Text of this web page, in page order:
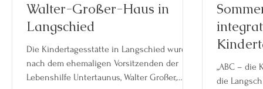
Walter-Großer-Haus in
Langschied
Die Kindertagesstätte in Langschied wurde
nach dem ehemaligen Vorsitzenden der
Lebenshilfe Untertaunus, Walter Großer,
„ABC – die
die